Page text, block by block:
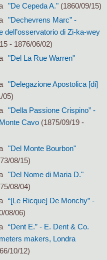
"De Cepeda A."(1860/09/15)
"Dechevrens Marc” -
dell’osservatorio di Zi-ka-wey
- 1876/06/02)
"Del La Rue Warren"
"Delegazione Apostolica [di]
05)
"Della Passione Crispino” -
Cavo(1875/09/19 -
"Del Monte Bourbon"
08/15)
"Del Nome di Maria D."
08/04)
“[Le Ricque] De Monchy” -
08/06)
“Dent E.” - E. Dent & Co.
makers, Londra
10/12)